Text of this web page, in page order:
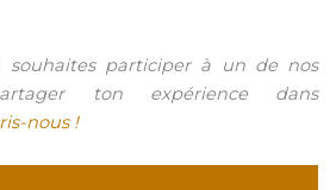
souhaites participer à un de nos
ton expérience dans
nous !